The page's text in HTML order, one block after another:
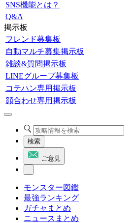
SNS機能とは？
Q&A
掲示板
フレンド募集板
自動マルチ募集掲示板
雑談&質問掲示板
LINEグループ募集板
コテハン専用掲示板
顔合わせ専用掲示板
検索
ご意見
モンスター図鑑
最強ランキング
ガチャまとめ
ニュースまとめ